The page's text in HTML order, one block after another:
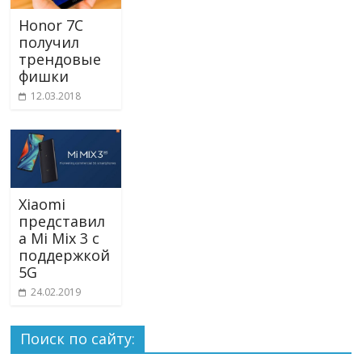
Honor 7C
получил
трендовые
фишки
12.03.2018
Xiaomi
представил
а Mi Mix 3 с
поддержкой
5G
24.02.2019
Поиск по сайту: